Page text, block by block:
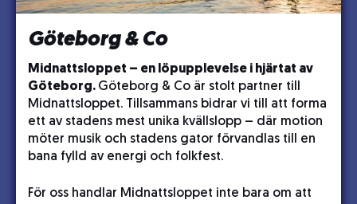
Göteborg & Co
Midnattsloppet – en löpupplevelse i hjärtat av
Göteborg. Göteborg & Co är stolt partner till
Midnattsloppet. Tillsammans bidrar vi till att forma
ett av stadens mest unika kvällslopp – där motion
möter musik och stadens gator förvandlas till en
bana fylld av energi och folkfest.
För oss handlar Midnattsloppet inte bara om att